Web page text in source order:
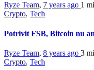
Ryze Team, 7 years ago 1
Crypto, Tech
Potrivit FSB, Bitcoin nu
Ryze Team, 8 years ago 3
Crypto, Tech